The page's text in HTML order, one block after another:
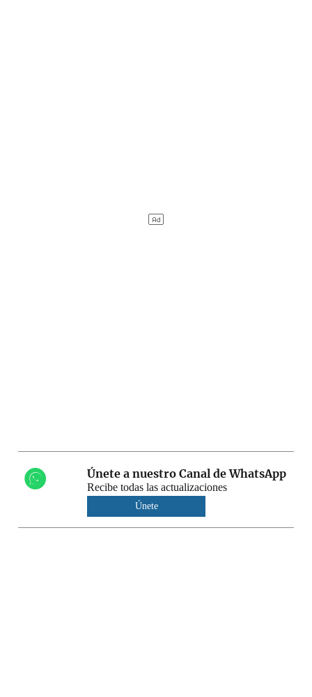
Únete a nuestro Canal de WhatsApp
Recibe todas las actualizaciones
Únete